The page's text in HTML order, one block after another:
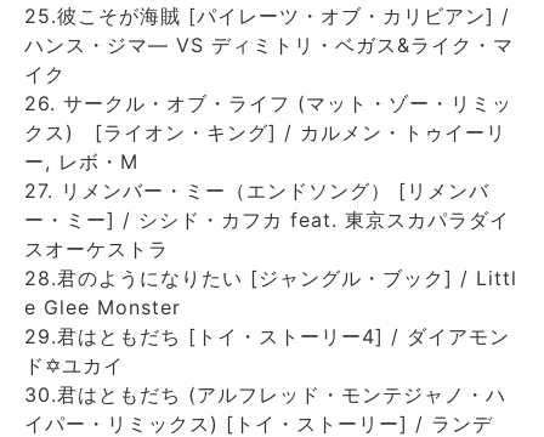
25.彼こそが海賊 [パイレーツ・オブ・カリビアン] /
ハンス・ジマ― VS ディミトリ・ベガス&ライク・マ
イク
26. サークル・オブ・ライフ (マット・ゾー・リミッ
クス) [ライオン・キング] / カルメン・トゥイーリ
ー, レボ・M
27. リメンバー・ミー（エンドソング） [リメンバ
ー・ミー] / シシド・カフカ feat. 東京スカパラダイ
スオーケストラ
28.君のようになりたい [ジャングル・ブック] / Littl
e Glee Monster
29.君はともだち [トイ・ストーリー4] / ダイアモン
ド✡ユカイ
30.君はともだち (アルフレッド・モンテジャノ・ハ
イパー・リミックス) [トイ・ストーリー] / ランデ